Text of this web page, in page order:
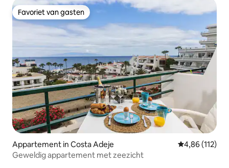
Favoriet van gasten
Favoriet van gasten
Appartement in Costa Adeje Gemiddelde
4,86 (112)
Geweldig appartement met zeezicht